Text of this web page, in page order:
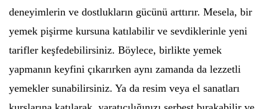
deneyimlerin ve dostlukların gücünü arttırır. Mesela, bir
yemek pişirme kursuna katılabilir ve sevdiklerinle yeni
tarifler keşfedebilirsiniz. Böylece, birlikte yemek
yapmanın keyfini çıkarırken aynı zamanda da lezzetli
yemekler sunabilirsiniz. Ya da resim veya el sanatları